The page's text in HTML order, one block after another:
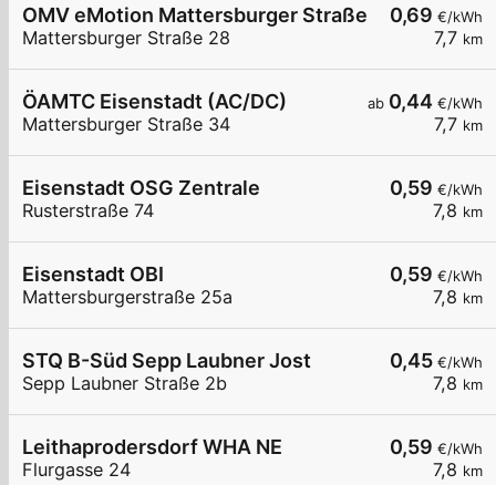
0,69 €/kWh
7,7 km
OMV eMotion Mattersburger Straße 28
Mattersburger Straße 28
ab 0,44 €/kWh
7,7 km
ÖAMTC Eisenstadt (AC/DC)
Mattersburger Straße 34
0,59 €/kWh
7,8 km
Eisenstadt OSG Zentrale
Rusterstraße 74
0,59 €/kWh
7,8 km
Eisenstadt OBI
Mattersburgerstraße 25a
0,45 €/kWh
7,8 km
STQ B-Süd Sepp Laubner Jost
Sepp Laubner Straße 2b
0,59 €/kWh
7,8 km
Leithaprodersdorf WHA NE
Flurgasse 24